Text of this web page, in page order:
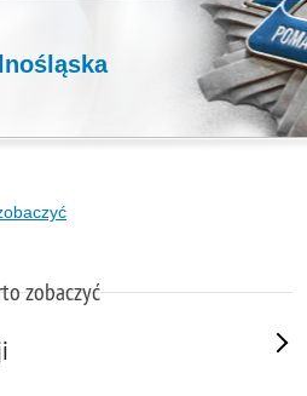
zobaczyć